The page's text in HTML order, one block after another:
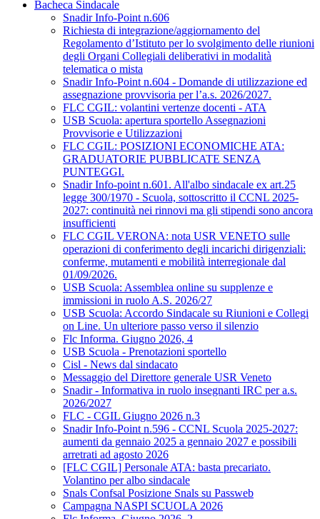
Bacheca Sindacale
Snadir Info-Point n.606
Richiesta di integrazione/aggiornamento del
Regolamento d’Istituto per lo svolgimento delle riunioni
degli Organi Collegiali deliberativi in modalità
telematica o mista
Snadir Info-Point n.604 - Domande di utilizzazione ed
assegnazione provvisoria per l’a.s. 2026/2027.
FLC CGIL: volantini vertenze docenti - ATA
USB Scuola: apertura sportello Assegnazioni
Provvisorie e Utilizzazioni
FLC CGIL: POSIZIONI ECONOMICHE ATA:
GRADUATORIE PUBBLICATE SENZA
PUNTEGGI.
Snadir Info-point n.601. All'albo sindacale ex art.25
legge 300/1970 - Scuola, sottoscritto il CCNL 2025-
2027: continuità nei rinnovi ma gli stipendi sono ancora
insufficienti
FLC CGIL VERONA: nota USR VENETO sulle
operazioni di conferimento degli incarichi dirigenziali:
conferme, mutamenti e mobilità interregionale dal
01/09/2026.
USB Scuola: Assemblea online su supplenze e
immissioni in ruolo A.S. 2026/27
USB Scuola: Accordo Sindacale su Riunioni e Collegi
on Line. Un ulteriore passo verso il silenzio
Flc Informa. Giugno 2026, 4
USB Scuola - Prenotazioni sportello
Cisl - News dal sindacato
Messaggio del Direttore generale USR Veneto
Snadir - Informativa in ruolo insegnanti IRC per a.s.
2026/2027
FLC - CGIL Giugno 2026 n.3
Snadir Info-Point n.596 - CCNL Scuola 2025-2027:
aumenti da gennaio 2025 a gennaio 2027 e possibili
arretrati ad agosto 2026
[FLC CGIL] Personale ATA: basta precariato.
Volantino per albo sindacale
Snals Confsal Posizione Snals su Passweb
Campagna NASPI SCUOLA 2026